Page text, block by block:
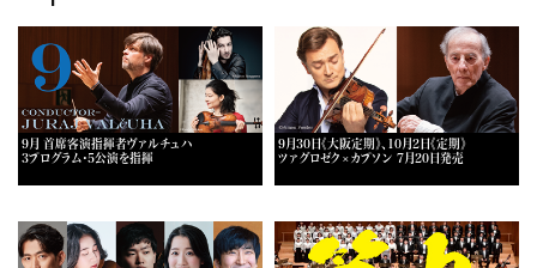
9月 首席客演指揮者ヴァルチュハ
3プログラム・5公演を指揮
9月30日《大阪定期》、10月2日《定期》
ツァグロゼク×カプソン 7月20日発売